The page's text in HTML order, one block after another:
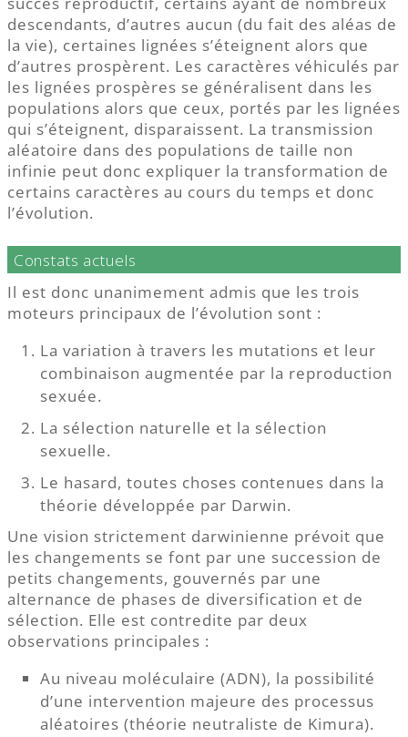
descendants, d’autres aucun (du fait des aléas de
la vie), certaines lignées s’éteignent alors que
d’autres prospèrent. Les caractères véhiculés par
les lignées prospères se généralisent dans les
populations alors que ceux, portés par les lignées
qui s’éteignent, disparaissent. La transmission
aléatoire dans des populations de taille non
infinie peut donc expliquer la transformation de
certains caractères au cours du temps et donc
l’évolution.
Constats actuels
Il est donc unanimement admis que les trois
moteurs principaux de l’évolution sont :
La variation à travers les mutations et leur
combinaison augmentée par la reproduction
sexuée.
La sélection naturelle et la sélection
sexuelle.
Le hasard, toutes choses contenues dans la
théorie développée par Darwin.
Une vision strictement darwinienne prévoit que
les changements se font par une succession de
petits changements, gouvernés par une
alternance de phases de diversification et de
sélection. Elle est contredite par deux
observations principales :
Au niveau moléculaire (ADN), la possibilité
d’une intervention majeure des processus
aléatoires (théorie neutraliste de Kimura).